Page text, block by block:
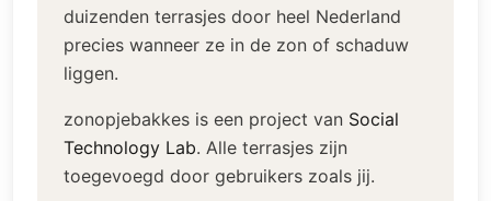
duizenden terrasjes door heel Nederland
precies wanneer ze in de zon of schaduw
liggen.
zonopjebakkes is een project van Social
Technology Lab. Alle terrasjes zijn
toegevoegd door gebruikers zoals jij.